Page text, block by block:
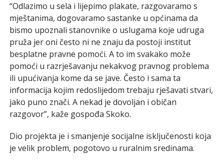
“Odlazimo u sela i lijepimo plakate, razgovaramo s
mještanima, dogovaramo sastanke u općinama da
bismo upoznali stanovnike o uslugama koje udruga
pruža jer oni često ni ne znaju da postoji institut
besplatne pravne pomoći. A to im svakako može
pomoći u razrješavanju nekakvog pravnog problema
ili upućivanja kome da se jave. Često i sama ta
informacija kojim redoslijedom trebaju rješavati stvari,
jako puno znači. A nekad je dovoljan i običan
razgovor”, kaže gospođa Skoko.
Dio projekta je i smanjenje socijalne isključenosti koja
je velik problem, pogotovo u ruralnim sredinama.